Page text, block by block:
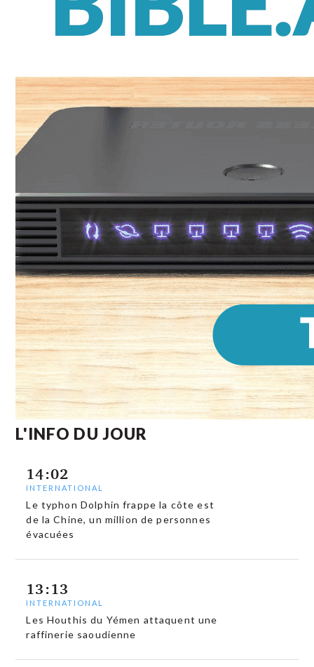
L'INFO DU JOUR
14:02
INTERNATIONAL
Le typhon Dolphin frappe la côte est
de la Chine, un million de personnes
évacuées
13:13
INTERNATIONAL
Les Houthis du Yémen attaquent une
raffinerie saoudienne